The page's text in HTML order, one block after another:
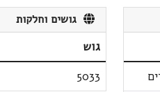
גושים וחלקות
גוש
5033